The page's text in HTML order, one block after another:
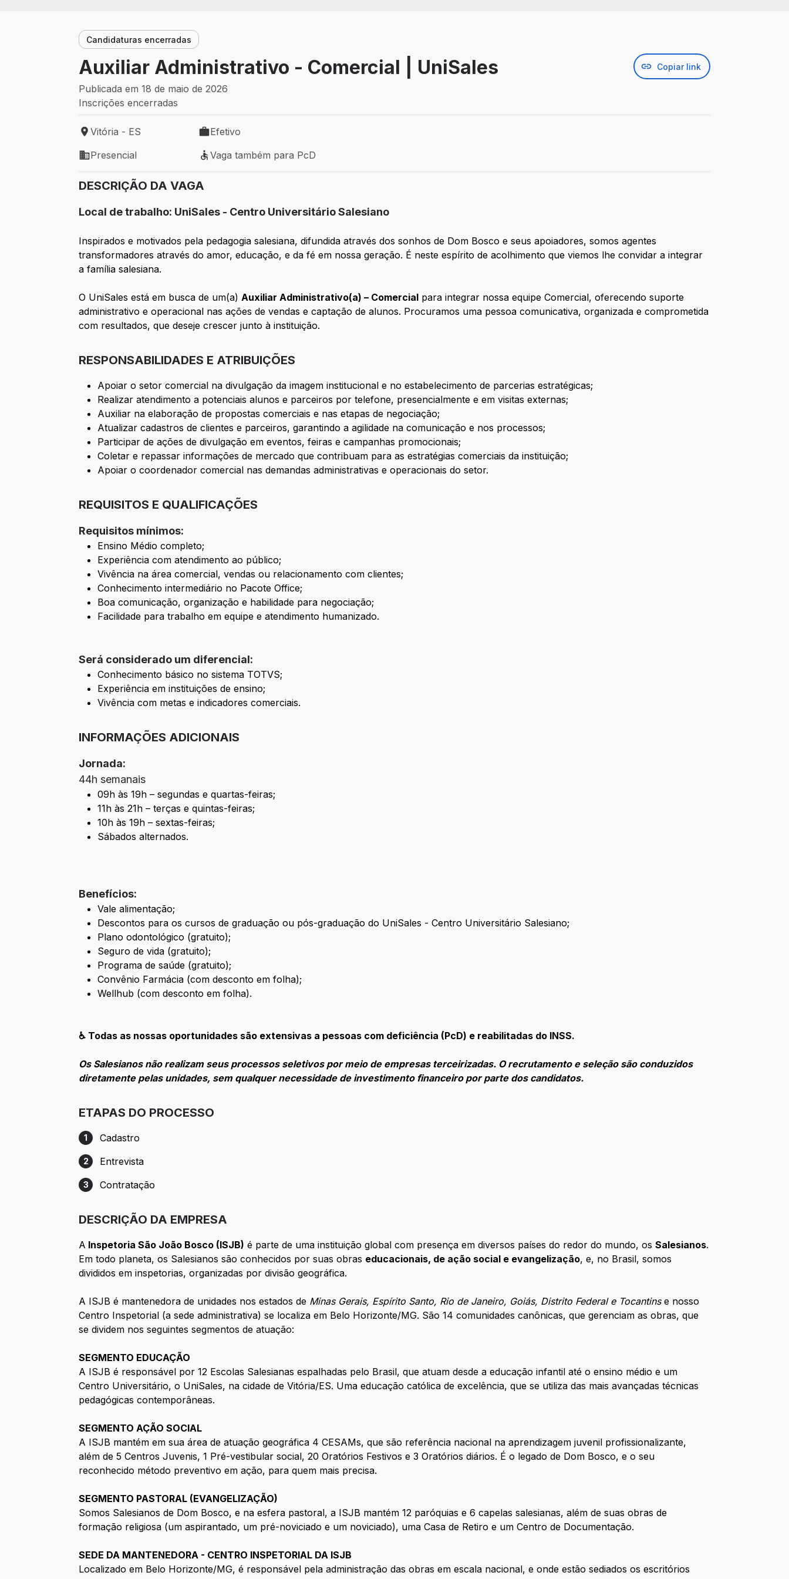
Candidaturas encerradas
Auxiliar Administrativo - Comercial | UniSales Copiar link
Publicada em 18 de maio de 2026
Inscrições encerradas
Local de trabalho: Vitória - ES
Vitória - ES
Tipo de vaga: Efetivo
Efetivo
Modelo de trabalho: Presencial
Presencial
Vaga também para PcD
Vaga também para PcD
DESCRIÇÃO DA VAGA
Local de trabalho: UniSales - Centro Universitário Salesiano
Inspirados e motivados pela pedagogia salesiana, difundida através dos sonhos de Dom Bosco e seus apoiadores, somos agentes
transformadores através do amor, educação, e da fé em nossa geração. É neste espírito de acolhimento que viemos lhe convidar a integrar
a família salesiana.
O UniSales está em busca de um(a)Auxiliar Administrativo(a) – Comercial para integrar nossa equipe Comercial, oferecendo suporte
administrativo e operacional nas ações de vendas e captação de alunos. Procuramos uma pessoa comunicativa, organizada e comprometida
com resultados, que deseje crescer junto à instituição.
RESPONSABILIDADES E ATRIBUIÇÕES
Apoiar o setor comercial na divulgação da imagem institucional e no estabelecimento de parcerias estratégicas;
Realizar atendimento a potenciais alunos e parceiros por telefone, presencialmente e em visitas externas;
Auxiliar na elaboração de propostas comerciais e nas etapas de negociação;
Atualizar cadastros de clientes e parceiros, garantindo a agilidade na comunicação e nos processos;
Participar de ações de divulgação em eventos, feiras e campanhas promocionais;
Coletar e repassar informações de mercado que contribuam para as estratégias comerciais da instituição;
Apoiar o coordenador comercial nas demandas administrativas e operacionais do setor.
REQUISITOS E QUALIFICAÇÕES
Requisitos mínimos:
Ensino Médio completo;
Experiência com atendimento ao público;
Vivência na área comercial, vendas ou relacionamento com clientes;
Conhecimento intermediário no Pacote Office;
Boa comunicação, organização e habilidade para negociação;
Facilidade para trabalho em equipe e atendimento humanizado.
Será considerado um diferencial:
Conhecimento básico no sistema TOTVS;
Experiência em instituições de ensino;
Vivência com metas e indicadores comerciais.
INFORMAÇÕES ADICIONAIS
Jornada:
44h semanais
09h às 19h – segundas e quartas-feiras;
11h às 21h – terças e quintas-feiras;
10h às 19h – sextas-feiras;
Sábados alternados.
Benefícios:
Vale alimentação;
Descontos para os cursos de graduação ou pós-graduação do UniSales - Centro Universitário Salesiano;
Plano odontológico (gratuito);
Seguro de vida (gratuito);
Programa de saúde (gratuito);
Convênio Farmácia (com desconto em folha);
Wellhub (com desconto em folha).
♿ Todas as nossas oportunidades são extensivas a pessoas com deficiência (PcD) e reabilitadas do INSS.
Os Salesianos não realizam seus processos seletivos por meio de empresas terceirizadas. O recrutamento e seleção são conduzidos
diretamente pelas unidades, sem qualquer necessidade de investimento financeiro por parte dos candidatos.
ETAPAS DO PROCESSO
Etapa 1: Cadastro
1 Cadastro
Etapa 2: Entrevista
2 Entrevista
Etapa 3: Contratação
3 Contratação
DESCRIÇÃO DA EMPRESA
A Inspetoria São João Bosco (ISJB) é parte de uma instituição global com presença em diversos países do redor do mundo, osSalesianos.
Em todo planeta, os Salesianos são conhecidos por suas obras educacionais, de ação social e evangelização, e, no Brasil, somos
divididos em inspetorias, organizadas por divisão geográfica.
A ISJB é mantenedora de unidades nos estados de Minas Gerais, Espírito Santo, Rio de Janeiro, Goiás, Distrito Federal e Tocantinse nosso
Centro Inspetorial (a sede administrativa) se localiza em Belo Horizonte/MG. São 14 comunidades canônicas, que gerenciam as obras, que
se dividem nos seguintes segmentos de atuação:
SEGMENTO EDUCAÇÃO
A ISJB é responsável por 12 Escolas Salesianas espalhadas pelo Brasil, que atuam desde a educação infantil até o ensino médio e um
Centro Universitário, o UniSales, na cidade de Vitória/ES. Uma educação católica de excelência, que se utiliza das mais avançadas técnicas
pedagógicas contemporâneas.
SEGMENTO AÇÃO SOCIAL
A ISJB mantém em sua área de atuação geográfica 4 CESAMs, que são referência nacional na aprendizagem juvenil profissionalizante,
além de 5 Centros Juvenis, 1 Pré-vestibular social, 20 Oratórios Festivos e 3 Oratórios diários. É o legado de Dom Bosco, e o seu
reconhecido método preventivo em ação, para quem mais precisa.
SEGMENTO PASTORAL (EVANGELIZAÇÃO)
Somos Salesianos de Dom Bosco, e na esfera pastoral, a ISJB mantém 12 paróquias e 6 capelas salesianas, além de suas obras de
formação religiosa (um aspirantado, um pré-noviciado e um noviciado), uma Casa de Retiro e um Centro de Documentação.
SEDE DA MANTENEDORA - CENTRO INSPETORIAL DA ISJB
Localizado em Belo Horizonte/MG, é responsável pela administração das obras em escala nacional, e onde estão sediados os escritórios